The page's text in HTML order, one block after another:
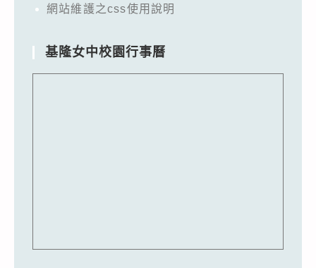
網站維護之css使用說明
基隆女中校園行事曆